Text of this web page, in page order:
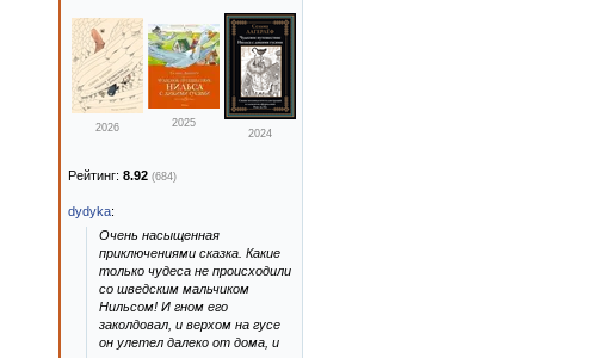
2026
2025
2024
Рейтинг: 8.92 (684)
dydyka:
Очень насыщенная
приключениями сказка. Какие
только чудеса не происходили
со шведским мальчиком
Нильсом! И гном его
заколдовал, и верхом на гусе
он улетел далеко от дома, и